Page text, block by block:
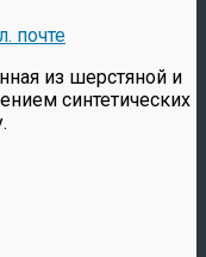
почте
из шерстяной и
синтетических